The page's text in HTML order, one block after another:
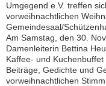
Umgegend e.V. treffen
vorweihnachtlichen
Gemeindesaal/
Am Samstag, den 30.
Damenleiterin Bettina
Kaffee- und
Beiträge, Gedichte und
vorweihnachtlichen